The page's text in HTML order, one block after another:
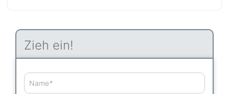
Zieh ein!
Name*